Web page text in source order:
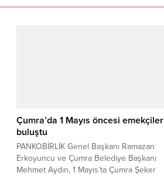
Çumra’da 1 Mayıs öncesi emekçiler
buluştu
PANKOBİRLİK Genel Başkanı Ramazan
Erkoyuncu ve Çumra Belediye Başkanı
Mehmet Aydın, 1 Mayıs’ta Çumra Şeker